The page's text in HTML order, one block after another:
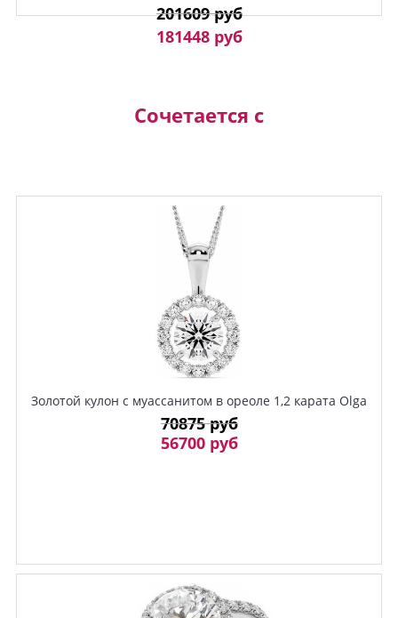
201609 руб
181448 руб
Сочетается с
Золотой кулон с муассанитом в ореоле 1,2 карата Olga
70875 руб
56700 руб